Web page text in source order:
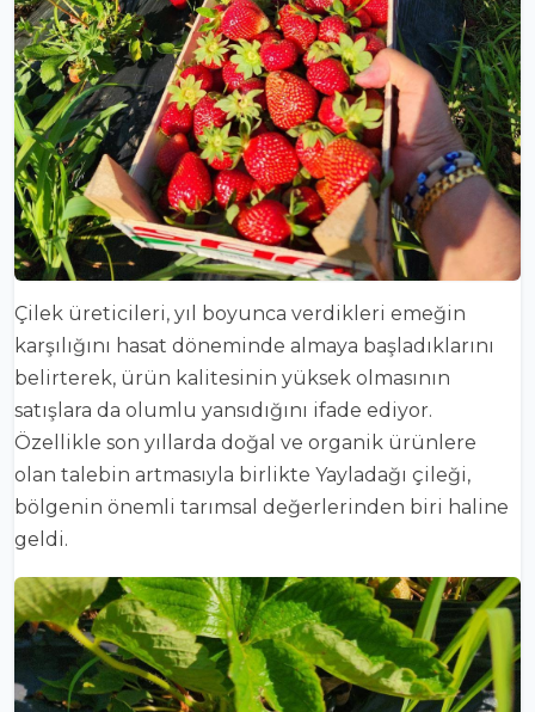
Çilek üreticileri, yıl boyunca verdikleri emeğin
karşılığını hasat döneminde almaya başladıklarını
belirterek, ürün kalitesinin yüksek olmasının
satışlara da olumlu yansıdığını ifade ediyor.
Özellikle son yıllarda doğal ve organik ürünlere
olan talebin artmasıyla birlikte Yayladağı çileği,
bölgenin önemli tarımsal değerlerinden biri haline
geldi.